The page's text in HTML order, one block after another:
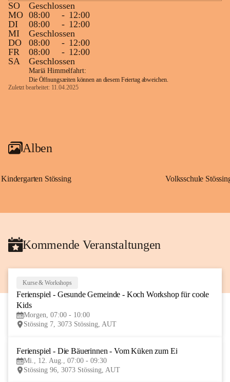
SO
Geschlossen
MO 08:00 - 12:00
DI
08:00 - 12:00
MI
Geschlossen
DO
08:00 - 12:00
FR
08:00 - 12:00
SA
Geschlossen
Mariä Himmelfahrt:
Die Öffnungszeiten können an diesem Feiertag abweichen.
Zuletzt bearbeitet: 11.04.2025
Alben
Kindergarten Stössing Volksschule
Kommende Veranstaltungen
AUG
Kurse & Workshops
Ferienspiel - Gesunde Gemeinde - Koch Workshop für coole
Kids
Morgen, 07:00 - 10:00
Stössing 7, 3073 Stössing, AUT
Ferienspiel - Die Bäuerinnen - Vom Küken zum Ei
Mi., 12. Aug., 07:00 - 09:30
Stössing 96, 3073 Stössing, AUT